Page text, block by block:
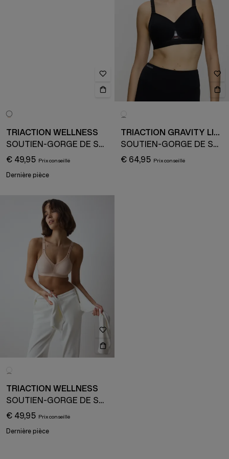
TRIACTION WELLNESS
SOUTIEN-GORGE DE SPORT
€ 49,95
Dernière pièce
TRIACTION GRAVITY LITE
SOUTIEN-GORGE DE SPORT
€ 64,95
TRIACTION WELLNESS
SOUTIEN-GORGE DE SPORT
€ 49,95
Dernière pièce